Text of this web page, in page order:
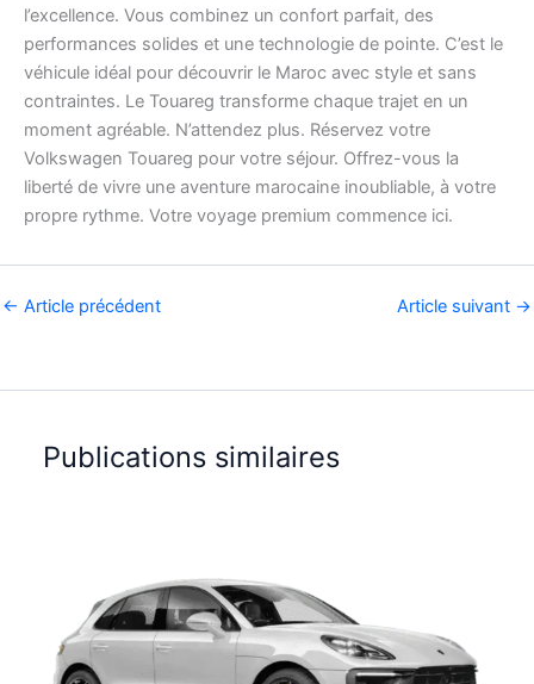
l’excellence. Vous combinez un confort parfait, des
performances solides et une technologie de pointe. C’est le
véhicule idéal pour découvrir le Maroc avec style et sans
contraintes. Le Touareg transforme chaque trajet en un
moment agréable. N’attendez plus. Réservez votre
Volkswagen Touareg pour votre séjour. Offrez-vous la
liberté de vivre une aventure marocaine inoubliable, à votre
propre rythme. Votre voyage premium commence ici.
← Article précédent Article suivant →
Publications similaires